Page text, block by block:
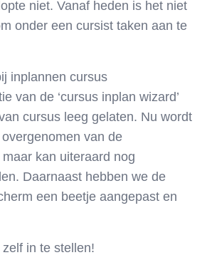
niet. Vanaf heden is het niet
onder een cursist taken aan te
inplannen cursus
van de ‘cursus inplan wizard’
cursus leeg gelaten. Nu wordt
van de
kan uiteraard nog
Daarnaast hebben we de
een beetje aangepast en
in te stellen!